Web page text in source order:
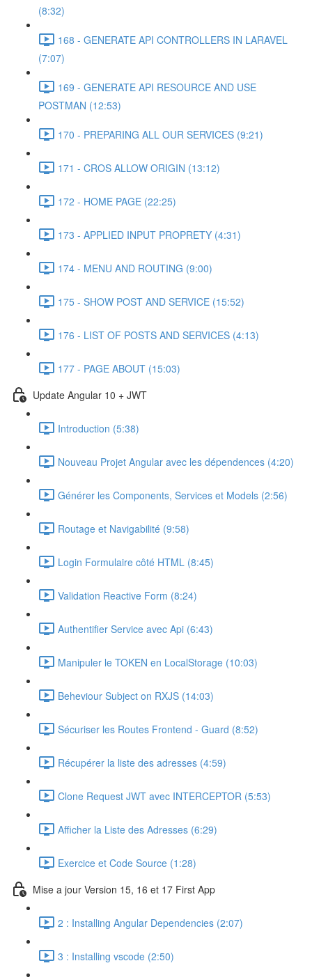
(8:32)
168 - GENERATE API CONTROLLERS IN LARAVEL
(7:07)
169 - GENERATE API RESOURCE AND USE
POSTMAN (12:53)
170 - PREPARING ALL OUR SERVICES (9:21)
171 - CROS ALLOW ORIGIN (13:12)
172 - HOME PAGE (22:25)
173 - APPLIED INPUT PROPRETY (4:31)
174 - MENU AND ROUTING (9:00)
175 - SHOW POST AND SERVICE (15:52)
176 - LIST OF POSTS AND SERVICES (4:13)
177 - PAGE ABOUT (15:03)
Update Angular 10 + JWT
Introduction (5:38)
Nouveau Projet Angular avec les dépendences (4:20)
Générer les Components, Services et Models (2:56)
Routage et Navigabilité (9:58)
Login Formulaire côté HTML (8:45)
Validation Reactive Form (8:24)
Authentifier Service avec Api (6:43)
Manipuler le TOKEN en LocalStorage (10:03)
Beheviour Subject on RXJS (14:03)
Sécuriser les Routes Frontend - Guard (8:52)
Récupérer la liste des adresses (4:59)
Clone Request JWT avec INTERCEPTOR (5:53)
Afficher la Liste des Adresses (6:29)
Exercice et Code Source (1:28)
Mise a jour Version 15, 16 et 17 First App
2 : Installing Angular Dependencies (2:07)
3 : Installing vscode (2:50)